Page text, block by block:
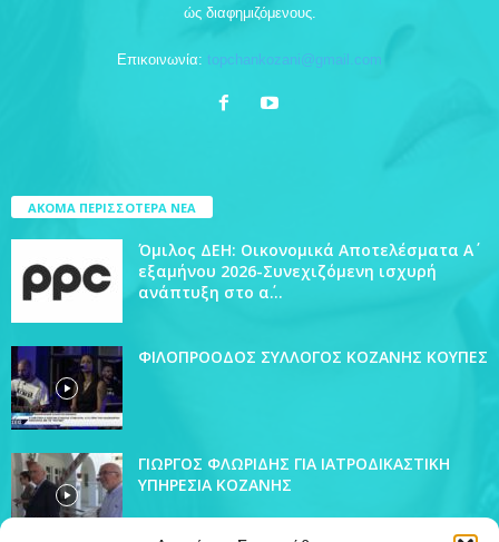
ώς διαφημιζόμενους.
Επικοινωνία: topchankozani@gmail.com
ΑΚΟΜΑ ΠΕΡΙΣΣΟΤΕΡΑ ΝΕΑ
Όμιλος ΔΕΗ: Οικονομικά Αποτελέσματα Α΄
εξαμήνου 2026-Συνεχιζόμενη ισχυρή
ανάπτυξη στο α΄...
ΦΙΛΟΠΡΟΟΔΟΣ ΣΥΛΛΟΓΟΣ ΚΟΖΑΝΗΣ ΚΟΥΠΕΣ
ΓΙΩΡΓΟΣ ΦΛΩΡΙΔΗΣ ΓΙΑ ΙΑΤΡΟΔΙΚΑΣΤΙΚΗ
ΥΠΗΡΕΣΙΑ ΚΟΖΑΝΗΣ